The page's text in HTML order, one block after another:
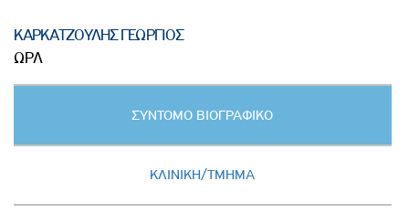
ΚΑΡΚΑΤΖΟΥΛΗΣ ΓΕΩΡΓΙΟΣ
ΩΡΛ
ΣΥΝΤΟΜΟ ΒΙΟΓΡΑΦΙΚΟ
ΚΛΙΝΙΚΗ/ΤΜΗΜΑ